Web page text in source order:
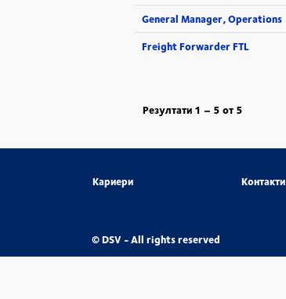
General Manager, Operations
Freight Forwarder FTL
Резултати 1 – 5 от 5
Кариери Контакти
© DSV - All rights reserved